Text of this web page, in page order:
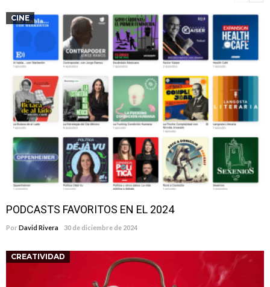
CINE
PODCASTS FAVORITOS EN EL 2024
Por David Rivera 30 de diciembre de 2024
CREATIVIDAD